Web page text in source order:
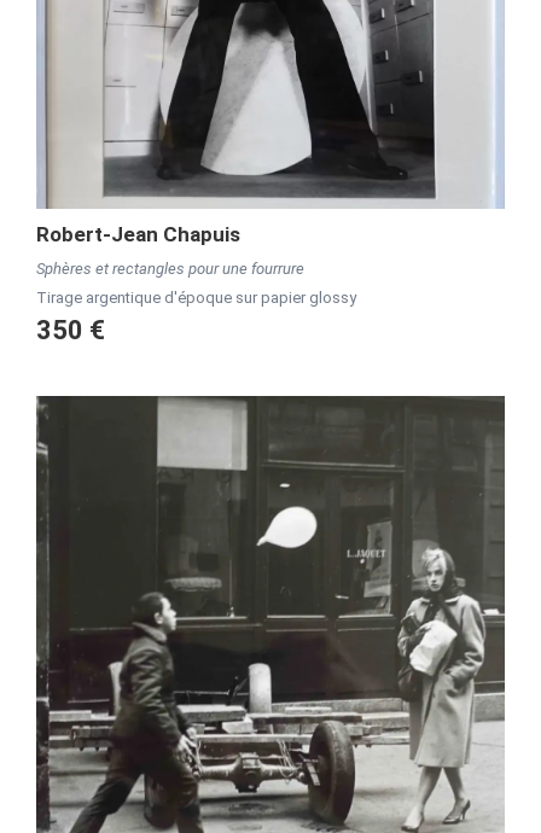
Robert-Jean Chapuis
Sphères et rectangles pour une fourrure
Tirage argentique d'époque sur papier glossy
350 €